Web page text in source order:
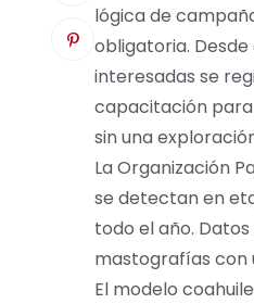
lógica de
obligatoria.
interesadas se
capacitación para
sin una
La Organización
se detectan en
todo el año.
mastografías con
El modelo